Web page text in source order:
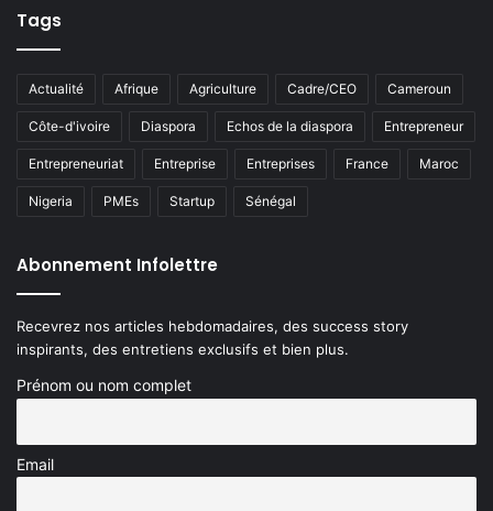
Tags
Actualité Afrique Agriculture Cadre/CEO Cameroun
Côte-d'ivoire Diaspora Echos de la diaspora Entrepreneur
Entrepreneuriat Entreprise Entreprises France Maroc
Nigeria PMEs Startup Sénégal
Abonnement Infolettre
Recevrez nos articles hebdomadaires, des success story
inspirants, des entretiens exclusifs et bien plus.
Prénom ou nom complet
Email